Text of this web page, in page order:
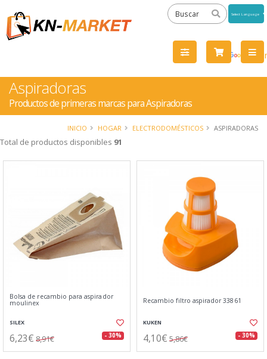
by
Aspiradoras
Productos de primeras marcas para Aspiradoras
INICIO HOGAR ELECTRODOMÉSTICOS ASPIRADORAS
Total de productos disponibles 91
Bolsa de recambio para aspirador
moulinex
SILEX
6,23€ 8,91€ - 30%
Recambio filtro aspirador 33861
KUKEN
4,10€ 5,86€ - 30%